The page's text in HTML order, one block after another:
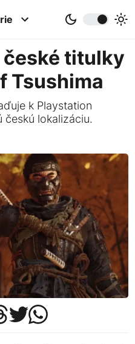
české titulky
Tsushima
k Playstation
českú lokalizáciu.